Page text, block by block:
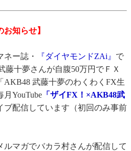
お知らせ】
ー誌・ 『ダイヤモンドZAi』 で
藤十夢さんが自腹50万円でＦＸ
AKB48 武藤十夢のわくわくFX生
YouTube 「ザイFX！×AKB48武
ブ配信しています（初回のみ事前
マガでバカラ村さんが配信して